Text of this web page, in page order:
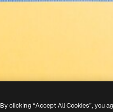
By clicking “Accept All Cookies”, you